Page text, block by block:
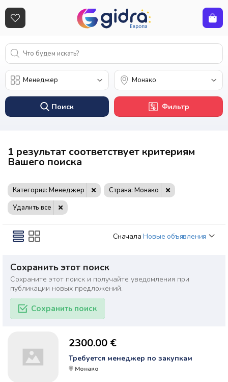
Поиск Фильтр
1 результат соответствует критериям
Вашего поиска
Категория: Менеджер
Страна: Монако
Удалить все
Сначала Новые объявления
Сохранить этот поиск
Сохраните этот поиск и получайте уведомления при
публикации новых предложений.
Сохранить поиск
2300.00 €
Требуется менеджер по закупкам
Монако